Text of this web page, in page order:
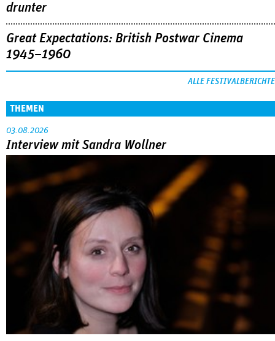
drunter
Great Expectations: British Postwar Cinema
1945–1960
ALLE FESTIVALBERICHTE
THEMEN
03.08.2026
Interview mit Sandra Wollner